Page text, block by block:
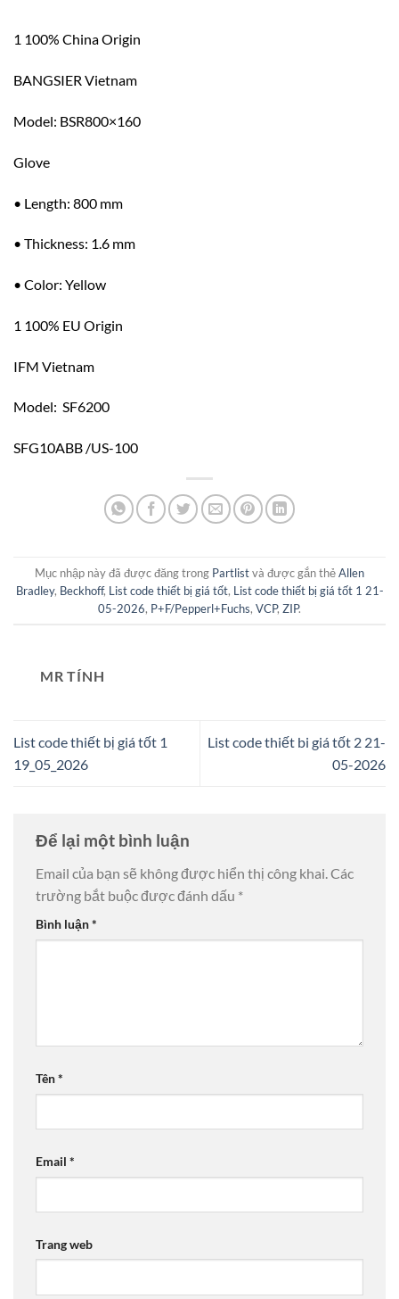
1 100% China Origin
BANGSIER Vietnam
Model: BSR800×160
Glove
• Length: 800 mm
• Thickness: 1.6 mm
• Color: Yellow
1 100% EU Origin
IFM Vietnam
Model: SF6200
SFG10ABB /US-100
Mục nhập này đã được đăng trong Partlistvà được gắn thẻAllen
Bradley, Beckhoff, List code thiết bị giá tốt, List code thiết bị giá tốt 1 21-
05-2026, P+F/Pepperl+Fuchs, VCP, ZIP.
MR TÍNH
List code thiết bị giá tốt 1
19_05_2026
List code thiết bi giá tốt 2 21-
05-2026
Để lại một bình luận
Email của bạn sẽ không được hiển thị công khai.Các
trường bắt buộc được đánh dấu *
Bình luận*
Tên*
Email *
Trang web